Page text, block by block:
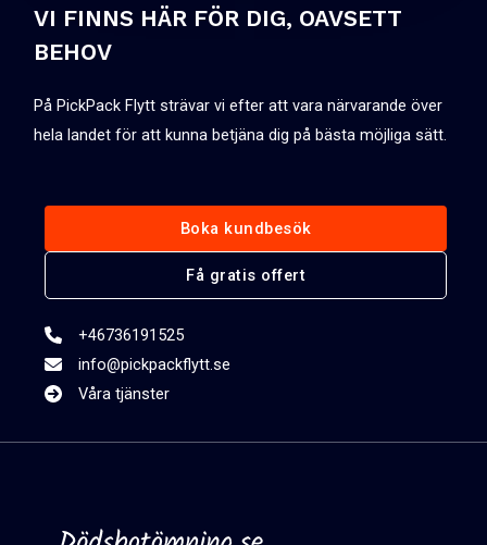
VI FINNS HÄR FÖR DIG, OAVSETT
BEHOV
På PickPack Flytt strävar vi efter att vara närvarande över
hela landet för att kunna betjäna dig på bästa möjliga sätt.
Boka kundbesök
Få gratis offert
+46736191525
info@pickpackflytt.se
Våra tjänster